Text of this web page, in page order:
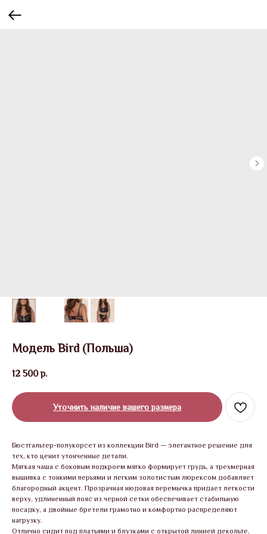
Модель Bird (Польша)
12 500 р.
Уточнить наличие вашего размера
Бюстгальтер-полукорсет из коллекции Bird — элегантное решение для
тех, кто ценит утонченные детали.
Мягкая чаша с боковым подкроем мягко формирует грудь, а трехмерная
вышивка с тонкими перьями и легким золотистым люрексом добавляет
благородный акцент. Прозрачная нюдовая перемычка придает легкости
верху, удлиненный пояс из черной сетки обеспечивает стабильную
посадку, а двойные бретели грамотно и комфортно распределяют
нагрузку.
Отлично сидит под платьями и блузками с открытой линией декольте.